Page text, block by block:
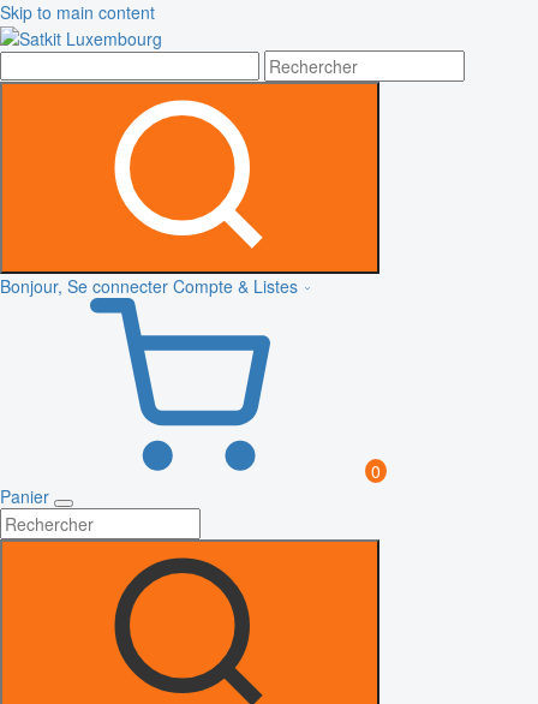
Skip to main content
Bonjour, Se connecter Compte & Listes
0
Panier